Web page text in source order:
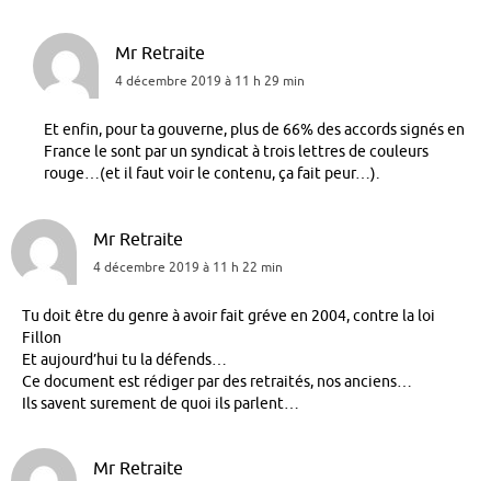
Mr Retraite
4 décembre 2019 à 11 h 29 min
Et enfin, pour ta gouverne, plus de 66% des accords signés en
France le sont par un syndicat à trois lettres de couleurs
rouge…(et il faut voir le contenu, ça fait peur…).
Mr Retraite
4 décembre 2019 à 11 h 22 min
Tu doit être du genre à avoir fait gréve en 2004, contre la loi
Fillon
Et aujourd’hui tu la défends…
Ce document est rédiger par des retraités, nos anciens…
Ils savent surement de quoi ils parlent…
Mr Retraite